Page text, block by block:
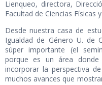
Lienqueo, directora,
Facultad de Ciencias Físicas
Desde nuestra casa de
Igualdad de Género U. de
súper importante (el
porque es un área donde
incorporar la perspectiva
muchos avances que